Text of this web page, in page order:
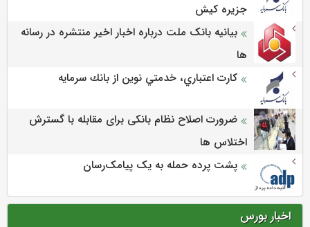
جزيره كيش
بیانیه بانک ملت درباره اخبار اخیر منتشره در رسانه
ها
كارت اعتباري، خدمتي نوين از بانك سرمايه
ضرورت اصلاح نظام بانکی برای مقابله با گسترش
اختلاس ها
پشت پرده حمله به یک پیامک‌رسان
اخبار بورس